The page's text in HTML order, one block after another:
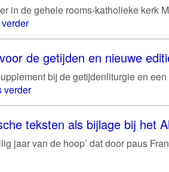
in de gehele rooms-katholieke kerk
de getijden en nieuwe
bij de getijdenliturgie en
verder
teksten als bijlage bij het
jaar van de hoop’ dat door paus